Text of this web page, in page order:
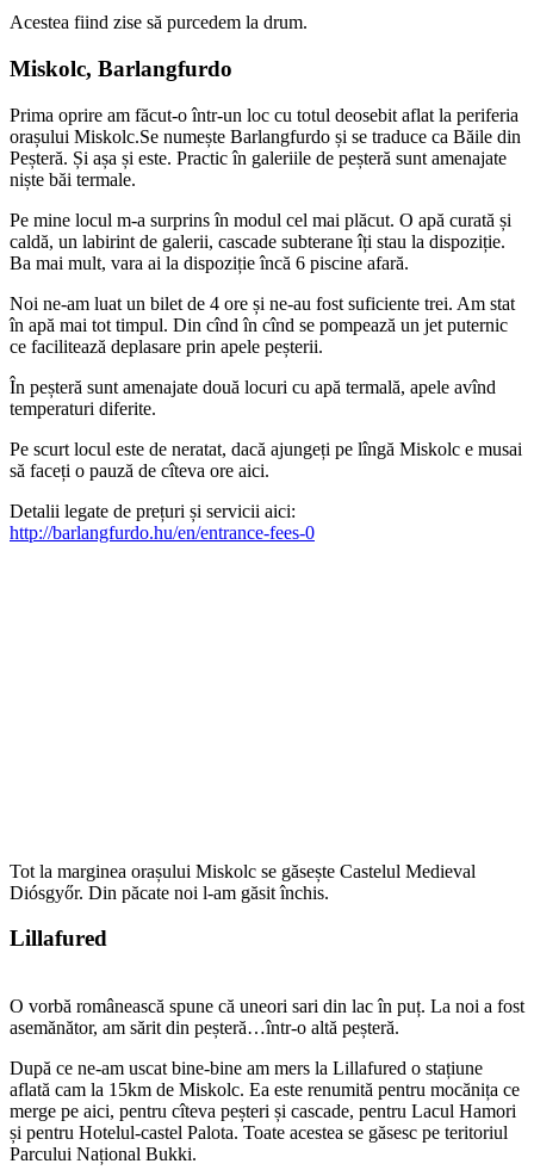
Acestea fiind zise să purcedem la drum.
Miskolc, Barlangfurdo
Prima oprire am făcut-o într-un loc cu totul deosebit aflat la periferia
orașului Miskolc.Se numește Barlangfurdo și se traduce ca Băile din
Peșteră. Și așa și este. Practic în galeriile de peșteră sunt amenajate
niște băi termale.
Pe mine locul m-a surprins în modul cel mai plăcut. O apă curată și
caldă, un labirint de galerii, cascade subterane îți stau la dispoziție.
Ba mai mult, vara ai la dispoziție încă 6 piscine afară.
Noi ne-am luat un bilet de 4 ore și ne-au fost suficiente trei. Am stat
în apă mai tot timpul. Din cînd în cînd se pompează un jet puternic
ce facilitează deplasare prin apele peșterii.
În peșteră sunt amenajate două locuri cu apă termală, apele avînd
temperaturi diferite.
Pe scurt locul este de neratat, dacă ajungeți pe lîngă Miskolc e musai
să faceți o pauză de cîteva ore aici.
Detalii legate de prețuri și servicii aici:
http://barlangfurdo.hu/en/entrance-fees-0
Tot la marginea orașului Miskolc se găsește Castelul Medieval
Diósgyőr. Din păcate noi l-am găsit închis.
Lillafured
O vorbă românească spune că uneori sari din lac în puț. La noi a fost
asemănător, am sărit din peșteră…într-o altă peșteră.
După ce ne-am uscat bine-bine am mers la Lillafured o stațiune
aflată cam la 15km de Miskolc. Ea este renumită pentru mocănița ce
merge pe aici, pentru cîteva peșteri și cascade, pentru Lacul Hamori
și pentru Hotelul-castel Palota. Toate acestea se găsesc pe teritoriul
Parcului Național Bukki.